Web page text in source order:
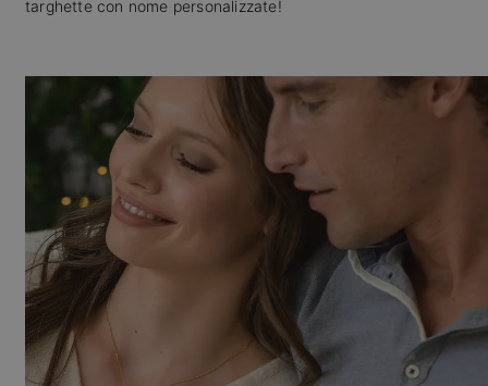
targhette con nome personalizzate!